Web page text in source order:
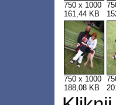
750 x 1000
161,44 KB
750 x 1000
188,08 KB